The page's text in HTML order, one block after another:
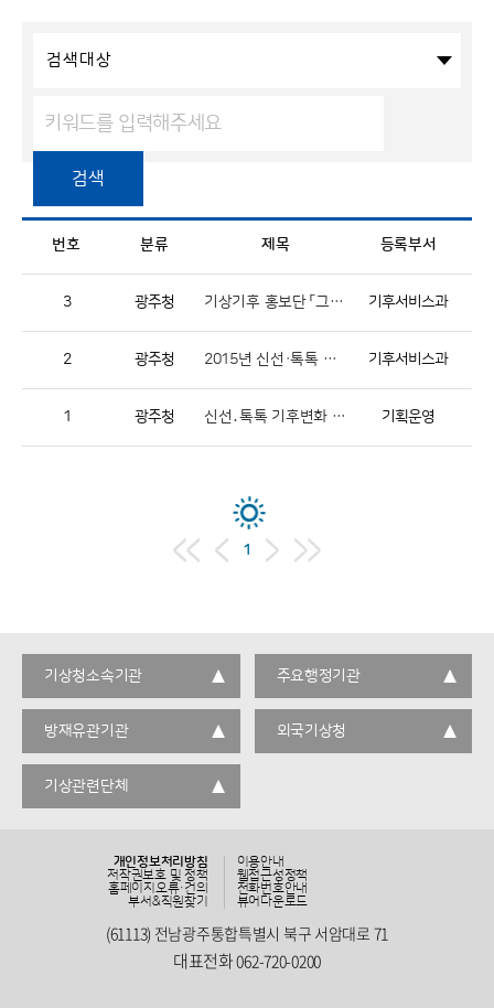
검색대상
검색
번호 분류 제목 등록부서
3 광주청 기상기후 홍보단 「그린 아카데미」 운영 기후서비스과
2 광주청 2015년 신선·톡톡 기후변화 스탬프 디자인 공모전 운영 기후서비스과
1 광주청 신선․톡톡 기후변화 픽토그램 공모전 기획운영
1
기상청소속기관 주요행정기관
방재유관기관 외국기상청
기상관련단체
개인정보처리방침
이용안내
저작권보호 및 정책
웹접근성정책
홈페이지오류·건의
전화번호안내
부서&직원찾기
뷰어다운로드
(61113) 전남광주통합특별시 북구 서암대로 71
대표전화062-720-0200